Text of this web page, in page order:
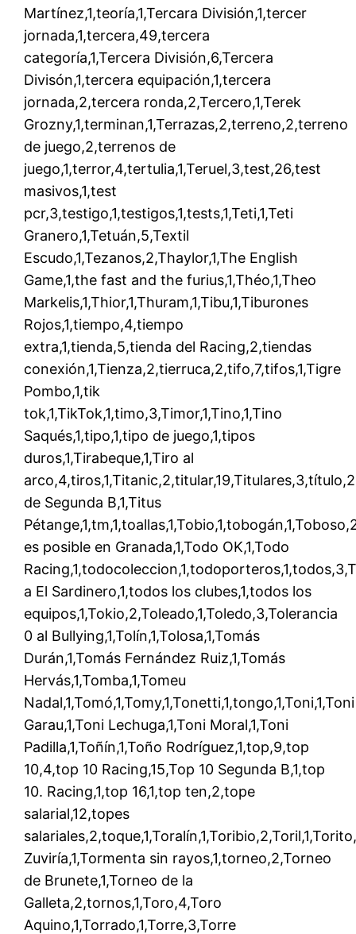
Martínez,1,teoría,1,Tercara División,1,tercer
jornada,1,tercera,49,tercera
categoría,1,Tercera División,6,Tercera
Divisón,1,tercera equipación,1,tercera
jornada,2,tercera ronda,2,Tercero,1,Terek
Grozny,1,terminan,1,Terrazas,2,terreno,2,terreno
de juego,2,terrenos de
juego,1,terror,4,tertulia,1,Teruel,3,test,26,test
masivos,1,test
pcr,3,testigo,1,testigos,1,tests,1,Teti,1,Teti
Granero,1,Tetuán,5,Textil
Escudo,1,Tezanos,2,Thaylor,1,The English
Game,1,the fast and the furius,1,Théo,1,Theo
Markelis,1,Thior,1,Thuram,1,Tibu,1,Tiburones
Rojos,1,tiempo,4,tiempo
extra,1,tienda,5,tienda del Racing,2,tiendas
conexión,1,Tienza,2,tierruca,2,tifo,7,tifos,1,Tigre
Pombo,1,tik
tok,1,TikTok,1,timo,3,Timor,1,Tino,1,Tino
Saqués,1,tipo,1,tipo de juego,1,tipos
duros,1,Tirabeque,1,Tiro al
de Segunda B,1,Titus
es posible en Granada,1,Todo OK,1,Todo
a El Sardinero,1,todos los clubes,1,todos los
equipos,1,Tokio,2,Toleado,1,Toledo,3,Tolerancia
0 al Bullying,1,Tolín,1,Tolosa,1,Tomás
Durán,1,Tomás Fernández Ruiz,1,Tomás
Hervás,1,Tomba,1,Tomeu
Nadal,1,Tomó,1,Tomy,1,Tonetti,1,tongo,1,Toni,1,Toni
Garau,1,Toni Lechuga,1,Toni Moral,1,Toni
Padilla,1,Toñín,1,Toño Rodríguez,1,top,9,top
10,4,top 10 Racing,15,Top 10 Segunda B,1,top
10. Racing,1,top 16,1,top ten,2,tope
salarial,12,topes
Zuviría,1,Tormenta sin rayos,1,torneo,2,Torneo
de Brunete,1,Torneo de la
Galleta,2,tornos,1,Toro,4,Toro
Aquino,1,Torrado,1,Torre,3,Torre